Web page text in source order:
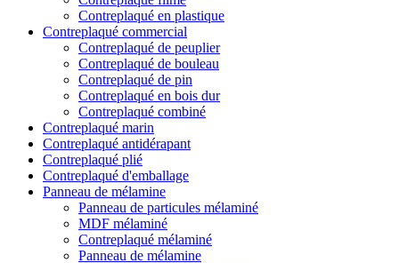
Contreplaqué en plastique
Contreplaqué commercial
Contreplaqué de peuplier
Contreplaqué de bouleau
Contreplaqué de pin
Contreplaqué en bois dur
Contreplaqué combiné
Contreplaqué marin
Contreplaqué antidérapant
Contreplaqué plié
Contreplaqué d'emballage
Panneau de mélamine
Panneau de particules mélaminé
MDF mélaminé
Contreplaqué mélaminé
Panneau de mélamine